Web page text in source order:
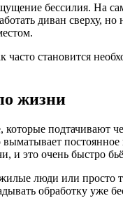
бессилия. На
диван сверху,
становится
жизни
подтачивают
и это очень быстро
люди или
обработку уже